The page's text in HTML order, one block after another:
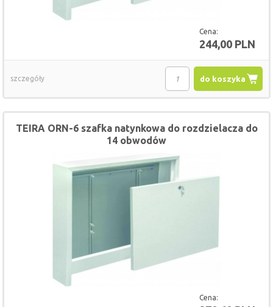
Cena:
244,00 PLN
do koszyka
szczegóły
Cena:
TEIRA ORN-6 szafka natynkowa do rozdzielacza do
14 obwodów